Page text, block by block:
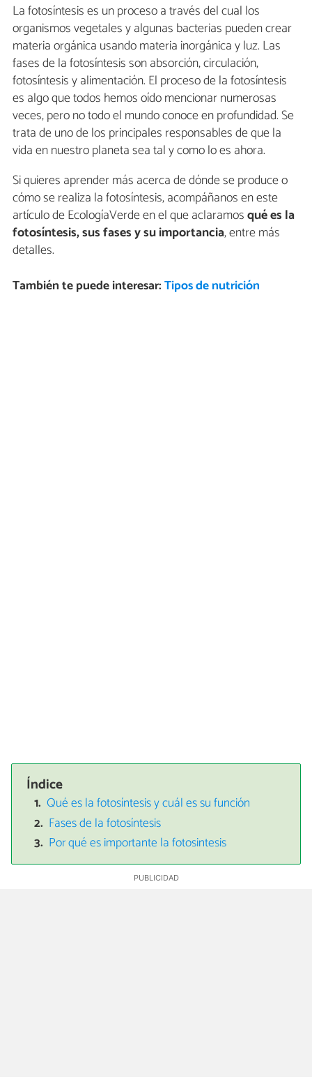
La fotosíntesis es un proceso a través del cual los
organismos vegetales y algunas bacterias pueden crear
materia orgánica usando materia inorgánica y luz. Las
fases de la fotosíntesis son absorción, circulación,
fotosíntesis y alimentación. El proceso de la fotosíntesis
es algo que todos hemos oído mencionar numerosas
veces, pero no todo el mundo conoce en profundidad. Se
trata de uno de los principales responsables de que la
vida en nuestro planeta sea tal y como lo es ahora.
Si quieres aprender más acerca de dónde se produce o
cómo se realiza la fotosíntesis, acompáñanos en este
artículo de EcologíaVerde en el que aclaramosqué es la
fotosíntesis, sus fases y su importancia, entre más
detalles.
También te puede interesar:Tipos de nutrición
Índice
Qué es la fotosíntesis y cuál es su función
Fases de la fotosíntesis
Por qué es importante la fotosintesis